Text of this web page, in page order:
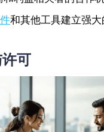
和其他工具建立强
可